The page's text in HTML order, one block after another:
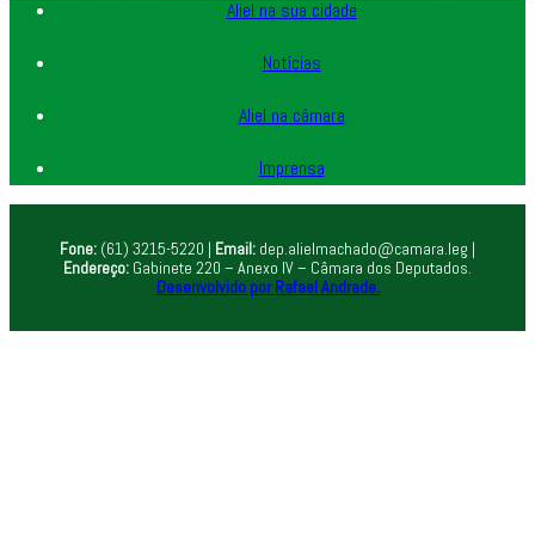
Aliel na sua cidade
Notícias
Aliel na câmara
Imprensa
Fone: (61) 3215-5220 | Email: dep.alielmachado@camara.leg |
Endereço: Gabinete 220 – Anexo IV – Câmara dos Deputados.
Desenvolvido por Rafael Andrade.